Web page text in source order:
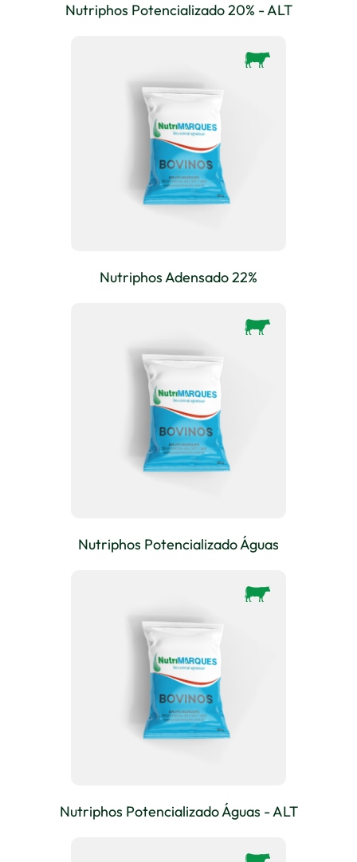
Nutriphos Potencializado 20% - ALT
Nutriphos Adensado 22%
Nutriphos Potencializado Águas
Nutriphos Potencializado Águas - ALT